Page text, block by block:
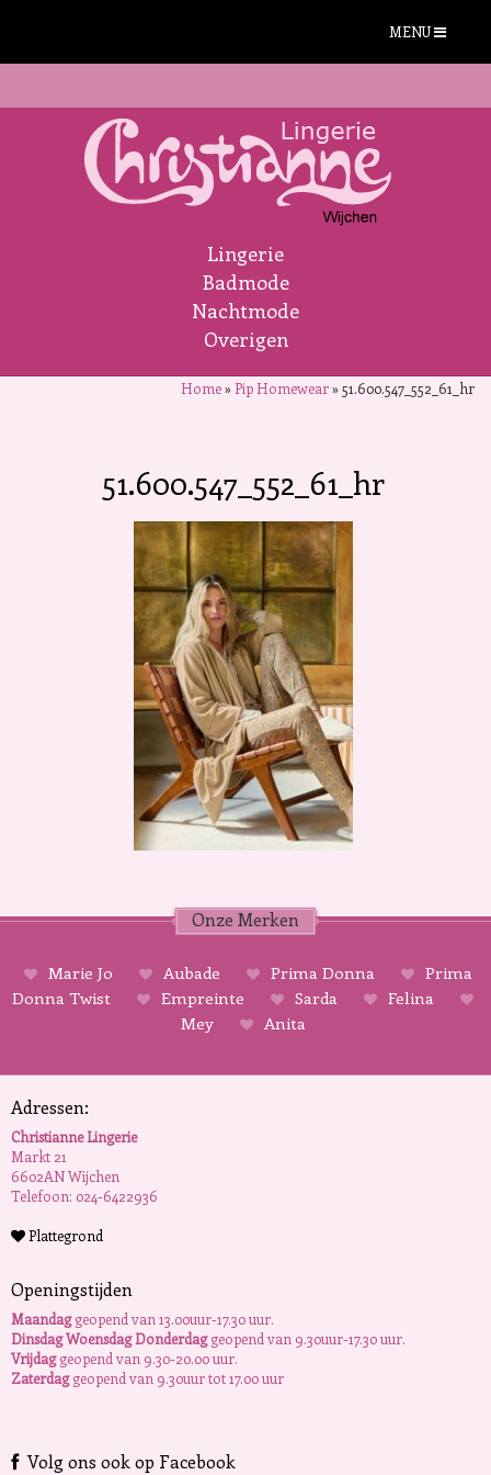
MENU
Lingerie
Badmode
Nachtmode
Overigen
Home»Pip Homewear»51.600.547_552_61_hr
51.600.547_552_61_hr
Onze Merken
Marie Jo Aubade Prima Donna
Prima
Donna Twist
Empreinte Sarda
Felina
Mey
Anita
Adressen:
Christianne Lingerie
Markt 21
6602AN Wijchen
Telefoon: 024-6422936
Plattegrond
Openingstijden
Maandaggeopend van 13.00uur-17.30 uur.
Dinsdag Woensdag Donderdaggeopend van 9.30uur-17.30 uur.
Vrijdaggeopend van 9.30-20.00 uur.
Zaterdaggeopend van 9.30uur tot 17.00 uur
Volg ons ook op Facebook